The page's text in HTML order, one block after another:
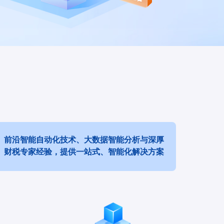
前沿智能自动化技术、大数据智能分析与深厚
财税专家经验，提供一站式、智能化解决方案